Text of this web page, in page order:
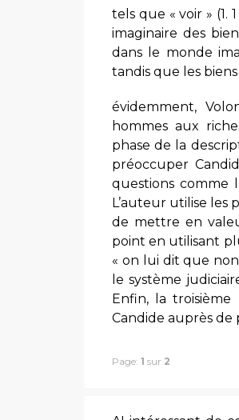
tels que « voir » (1.
imaginaire des
dans le monde
tandis que les
évidemment,
hommes aux
phase de la
préoccuper
questions comme
L’auteur utilise les
de mettre en
point en utilisant
« on lui dit que
le système
Enfin, la
Candide auprès de
Page: 1 sur 2